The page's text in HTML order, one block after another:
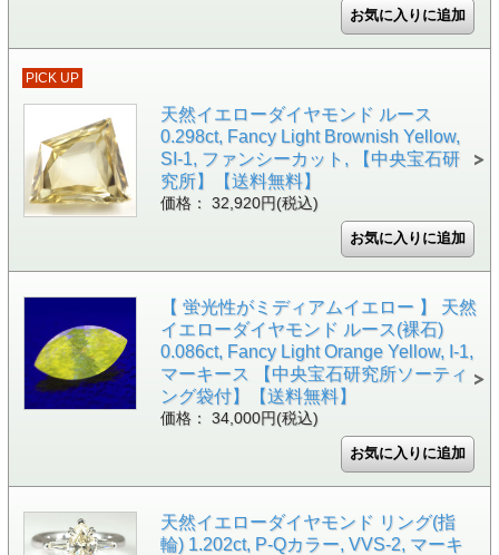
PICK UP
天然イエローダイヤモンド ルース
0.298ct, Fancy Light Brownish Yellow,
SI-1, ファンシーカット, 【中央宝石研
究所】【送料無料】
価格： 32,920円(税込)
【 蛍光性がミディアムイエロー 】 天然
イエローダイヤモンド ルース(裸石)
0.086ct, Fancy Light Orange Yellow, I-1,
マーキース 【中央宝石研究所ソーティ
ング袋付】【送料無料】
価格： 34,000円(税込)
天然イエローダイヤモンド リング(指
輪) 1.202ct, P-Qカラー, VVS-2, マーキ